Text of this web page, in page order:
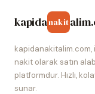
kapidanakit
kapidanakitalim.com,
nakit olarak satın
platformdur. Hızlı,
sunar.